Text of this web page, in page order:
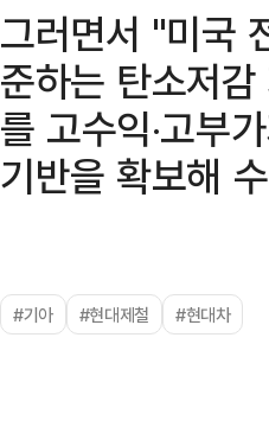
그러면서 "미국
준하는 탄소저
를 고수익‧고부
기반을 확보해
#기아 #현대제철 #현대차